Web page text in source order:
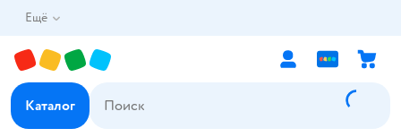
Ещё
Каталог